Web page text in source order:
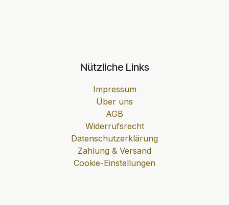
Nützliche Links
Impressum
Über uns
AGB
Widerrufsrecht
Datenschutzerklärung
Zahlung & Versand
Cookie-Einstellungen